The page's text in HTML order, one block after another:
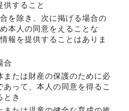
供すること
を除き、次に掲げる場合の
本人の同意をえることな
報を提供することはありま
合
または財産の保護のために必
あって、本人の同意を得るこ
とき